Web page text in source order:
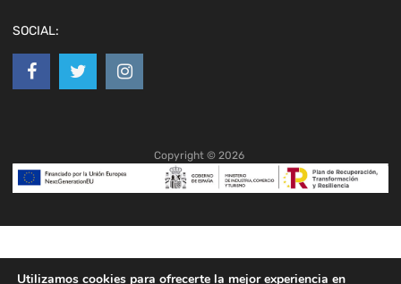
SOCIAL:
Copyright © 2026
Utilizamos cookies para ofrecerte la mejor experiencia en